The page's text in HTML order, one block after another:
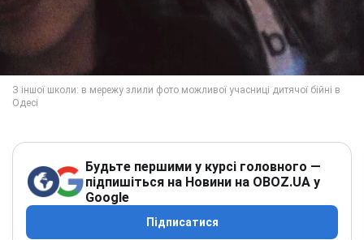
Будьте першими у курсі головного —
підпишіться на Новини на OBOZ.UA у
Google
Підписатися